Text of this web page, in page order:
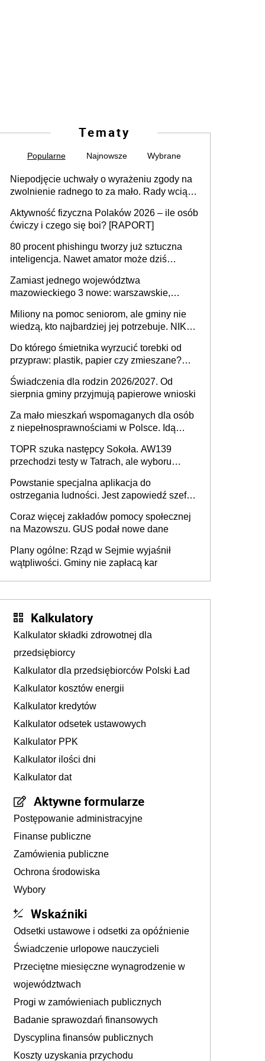
Tematy
Popularne Najnowsze Wybrane
Niepodjęcie uchwały o wyrażeniu zgody na
zwolnienie radnego to za mało. Rady wciąż
rozstrzygać sprawy
Aktywność fizyczna Polaków 2026 – ile osób
ćwiczy i czego się boi? [RAPORT]
80 procent phishingu tworzy już sztuczna
inteligencja. Nawet amator może dziś
Zamiast jednego województwa
mazowieckiego 3 nowe: warszawskie,
Europie nie ma tak dużych jednostek
stołecznych
Miliony na pomoc seniorom, ale gminy nie
wiedzą, kto najbardziej jej potrzebuje. NIK
Do którego śmietnika wyrzucić torebki od
przypraw: plastik, papier czy zmieszane?
Świadczenia dla rodzin 2026/2027. Od
sierpnia gminy przyjmują papierowe wnioski
Za mało mieszkań wspomaganych dla osób
z niepełnosprawnościami w Polsce. Idą
TOPR szuka następcy Sokoła. AW139
przechodzi testy w Tatrach, ale wyboru
Powstanie specjalna aplikacja do
ostrzegania ludności. Jest zapowiedź szefa
Coraz więcej zakładów pomocy społecznej
na Mazowszu. GUS podał nowe dane
Plany ogólne: Rząd w Sejmie wyjaśnił
wątpliwości. Gminy nie zapłacą kar
Kalkulatory
Kalkulator składki zdrowotnej dla
przedsiębiorcy
Kalkulator dla przedsiębiorców Polski Ład
Kalkulator kosztów energii
Kalkulator kredytów
Kalkulator odsetek ustawowych
Kalkulator PPK
Kalkulator ilości dni
Kalkulator dat
Aktywne formularze
Postępowanie administracyjne
Finanse publiczne
Zamówienia publiczne
Ochrona środowiska
Wybory
Wskaźniki
Odsetki ustawowe i odsetki za opóźnienie
Świadczenie urlopowe nauczycieli
Przeciętne miesięczne wynagrodzenie w
województwach
Progi w zamówieniach publicznych
Badanie sprawozdań finansowych
Dyscyplina finansów publicznych
Koszty uzyskania przychodu